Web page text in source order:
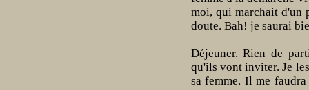
moi, qui marchait d'un
doute. Bah! je saurai
Déjeuner. Rien de
qu'ils vont inviter. Je
sa femme. Il me